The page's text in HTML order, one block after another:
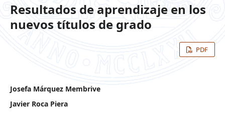
Resultados de aprendizaje en los
nuevos títulos de grado
PDF
Josefa Márquez Membrive
Javier Roca Piera